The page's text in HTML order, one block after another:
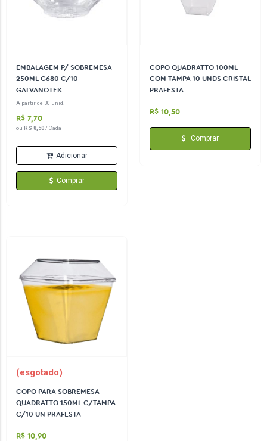
EMBALAGEM P/ SOBREMESA
250ML G680 C/10
GALVANOTEK
A partir de 30 unid.
R$ 7,70
ou RS 8,50/ Cada
Adicionar
Comprar
COPO QUADRATTO 100ML
COM TAMPA 10 UNDS CRISTAL
PRAFESTA
R$ 10,50
Comprar
(esgotado)
COPO PARA SOBREMESA
QUADRATTO 150ML C/TAMPA
C/10 UN PRAFESTA
R$ 10,90